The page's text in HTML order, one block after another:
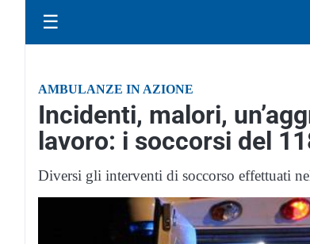
☰
AMBULANZE IN AZIONE
Incidenti, malori,
lavoro: i soccorsi del
Diversi gli interventi di soccorso effettuati